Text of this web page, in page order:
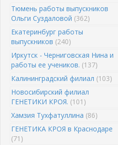
Тюмень работы выпускников
Ольги Суздаловой (362)
Екатеринбург работы
выпускников (240)
Иркутск - Черниговская Нина и
работы ее учеников. (137)
Калининградский филиал (103)
Новосибирский филиал
ГЕНЕТИКИ КРОЯ. (101)
Хамзия Тухфатуллина (86)
ГЕНЕТИКА КРОЯ в Краснодаре
(71)